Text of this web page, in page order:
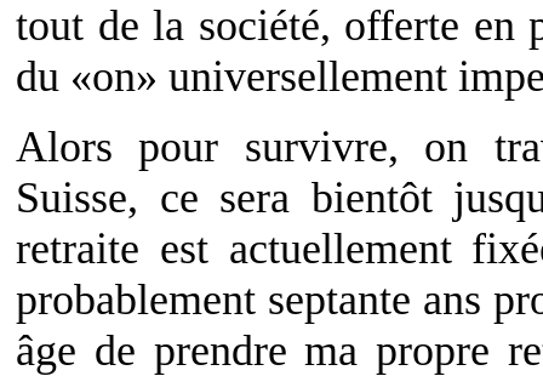
tout de la société, offerte en
du «on» universellement
Alors pour survivre, on
Suisse, ce sera bientôt
retraite est actuellement
probablement septante ans
âge de prendre ma propre